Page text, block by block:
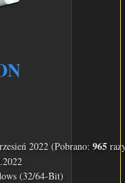
2022 (Pobrano: 965
(32/64-Bit)